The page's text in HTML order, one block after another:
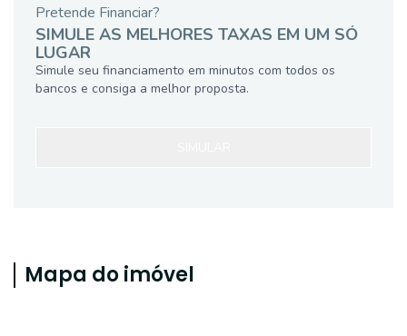
Pretende Financiar?
SIMULE AS MELHORES TAXAS EM UM SÓ
LUGAR
Simule seu financiamento em minutos com todos os
bancos e consiga a melhor proposta.
Mapa do imóvel